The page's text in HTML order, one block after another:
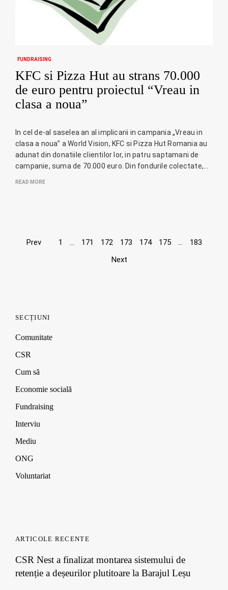
FUNDRAISING
KFC si Pizza Hut au strans 70.000
de euro pentru proiectul “Vreau in
clasa a noua”
In cel de-al saselea an al implicarii in campania „Vreau in
clasa a noua” a World Vision, KFC si Pizza Hut Romania au
adunat din donatiile clientilor lor, in patru saptamani de
campanie, suma de 70.000 euro. Din fondurile colectate,…
READ MORE
Page
Prev 1 … 171 172 173 174 175 …
183
Next
SECȚIUNI
Comunitate
CSR
Cum să
Economie socială
Fundraising
Interviu
Mediu
ONG
Voluntariat
ARTICOLE RECENTE
CSR Nest a finalizat montarea sistemului de
retenție a deșeurilor plutitoare la Barajul Leșu